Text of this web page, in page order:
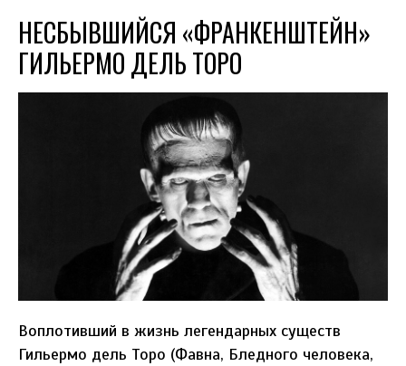
НЕСБЫВШИЙСЯ «ФРАНКЕНШТЕЙН»
ГИЛЬЕРМО ДЕЛЬ ТОРО
Воплотивший в жизнь легендарных существ
Гильермо дель Торо (Фавна, Бледного человека,